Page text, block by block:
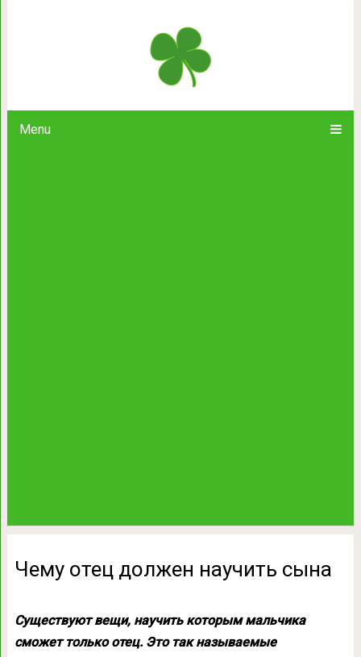
Menu
Чему отец должен научить сына
Существуют вещи, научить которым мальчика
сможет только отец. Это так называемые